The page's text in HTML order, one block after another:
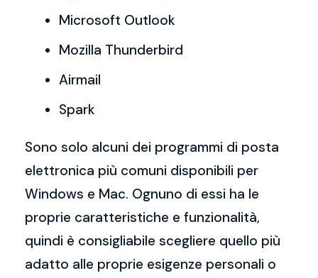
Microsoft Outlook
Mozilla Thunderbird
Airmail
Spark
Sono solo alcuni dei programmi di posta
elettronica più comuni disponibili per
Windows e Mac. Ognuno di essi ha le
proprie caratteristiche e funzionalità,
quindi è consigliabile scegliere quello più
adatto alle proprie esigenze personali o